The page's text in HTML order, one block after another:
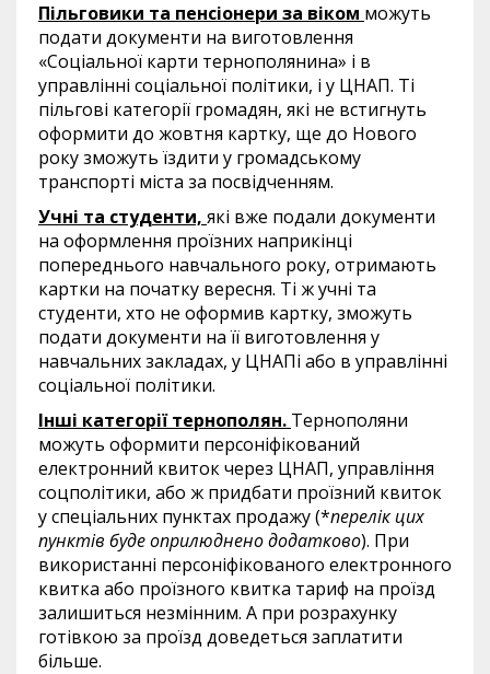
Пільговики та пенсіонери за віком можуть
подати документи на виготовлення
«Соціальної карти тернополянина» і в
управлінні соціальної політики, і у ЦНАП. Ті
пільгові категорії громадян, які не встигнуть
оформити до жовтня картку, ще до Нового
року зможуть їздити у громадському
транспорті міста за посвідченням.
Учні та студенти, які вже подали документи
на оформлення проїзних наприкінці
попереднього навчального року, отримають
картки на початку вересня. Ті ж учні та
студенти, хто не оформив картку, зможуть
подати документи на її виготовлення у
навчальних закладах, у ЦНАПі або в управлінні
соціальної політики.
Інші категорії тернополян. Тернополяни
можуть оформити персоніфікований
електронний квиток через ЦНАП, управління
соцполітики, або ж придбати проїзний квиток
у спеціальних пунктах продажу (*перелік цих
пунктів буде оприлюднено додатково). При
використанні персоніфікованого електронного
квитка або проїзного квитка тариф на проїзд
залишиться незмінним. А при розрахунку
готівкою за проїзд доведеться заплатити
більше.